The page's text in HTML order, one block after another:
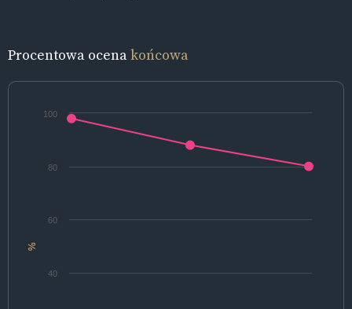
Procentowa ocenakońcowa
%
40
60
80
100